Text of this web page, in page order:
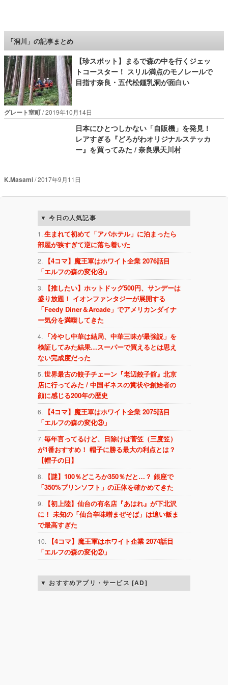
ロケットニュース24
「洞川」の記事まとめ
【珍スポット】まるで森の中を行くジェッ
トコースター！ スリル満点のモノレールで
目指す奈良・五代松鍾乳洞が面白い
グレート室町 2019年10月14日
日本にひとつしかない「自販機」を発見！
レアすぎる『どろがわオリジナルステッカ
ー』を買ってみた / 奈良県天川村
K.Masami 2017年9月11日
今日の人気記事
生まれて初めて「アパホテル」に泊まったら
部屋が狭すぎて逆に落ち着いた
【4コマ】魔王軍はホワイト企業 2076話目
「エルフの森の変化④」
【推したい】ホットドッグ500円、サンデーは
盛り放題！ イオンファンタジーが展開する
「Feedy Diner＆Arcade」でアメリカンダイナ
ー気分を満喫してきた
「冷やし中華は結局、中華三昧が最強説」を
検証してみた結果…スーパーで買えるとは思え
ない完成度だった
世界最古の餃子チェーン『老辺餃子舘』北京
店に行ってみた / 中国ギネスの賞状や創始者の
顔に感じる200年の歴史
【4コマ】魔王軍はホワイト企業 2075話目
「エルフの森の変化③」
毎年言ってるけど、日除けは菅笠（三度笠）
が1番おすすめ！ 帽子に勝る最大の利点とは？
【帽子の日】
【謎】100％どころか350％だと…？ 銀座で
「350%プリンソフト」の正体を確かめてきた
【初上陸】仙台の有名店『あはれ』が下北沢
に！ 未知の「仙台辛味噌まぜそば」は追い飯ま
で最高すぎた
【4コマ】魔王軍はホワイト企業 2074話目
「エルフの森の変化②」
おすすめアプリ・サービス [AD]